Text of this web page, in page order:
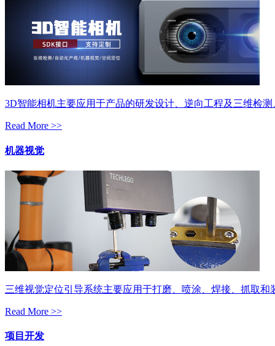
3D智能相机主要应用于产品的研发设计、逆向工程及三维检
Read More >>
机器视觉
三维视觉定位引导系统主要应用于打磨、喷涂、焊接、抓取和
Read More >>
项目开发